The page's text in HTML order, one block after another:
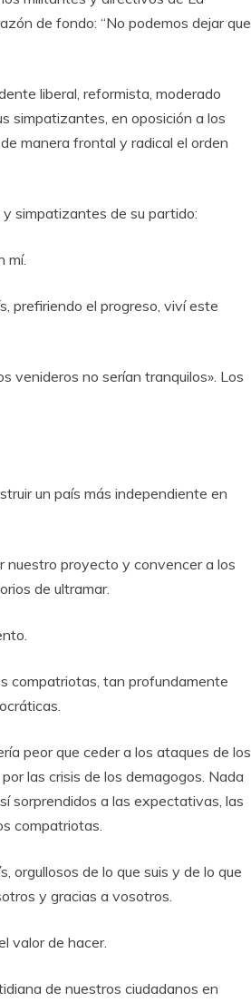
de fondo: “No podemos dejar que
liberal, reformista, moderado
simpatizantes, en oposición a los
manera frontal y radical el orden
simpatizantes de su partido:
mí.
prefiriendo el progreso, viví este
venideros no serían tranquilos». Los
un país más independiente en
nuestro proyecto y convencer a los
de ultramar.
compatriotas, tan profundamente
peor que ceder a los ataques de los
las crisis de los demagogos. Nada
sorprendidos a las expectativas, las
compatriotas.
orgullosos de lo que suis y de lo que
y gracias a vosotros.
valor de hacer.
de nuestros ciudadanos en